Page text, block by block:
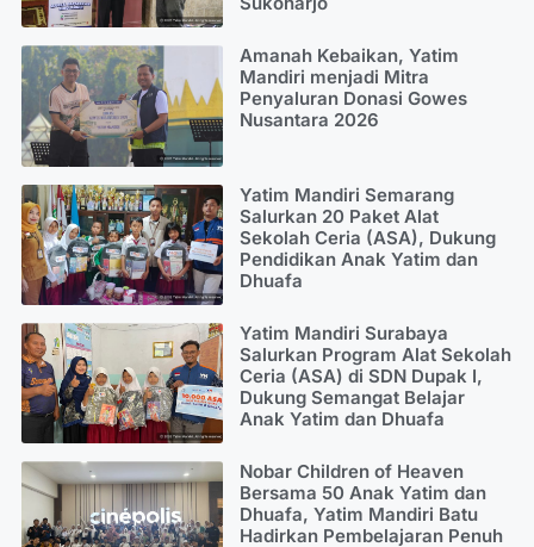
Amanah Kebaikan, Yatim
Mandiri menjadi Mitra
Penyaluran Donasi Gowes
Nusantara 2026
Yatim Mandiri Semarang
Salurkan 20 Paket Alat
Sekolah Ceria (ASA), Dukung
Pendidikan Anak Yatim dan
Dhuafa
Yatim Mandiri Surabaya
Salurkan Program Alat Sekolah
Ceria (ASA) di SDN Dupak I,
Dukung Semangat Belajar
Anak Yatim dan Dhuafa
Nobar Children of Heaven
Bersama 50 Anak Yatim dan
Dhuafa, Yatim Mandiri Batu
Hadirkan Pembelajaran Penuh